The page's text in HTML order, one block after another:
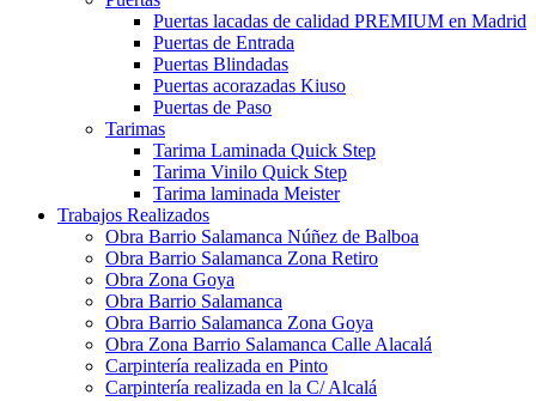
Puertas lacadas de calidad PREMIUM en Madrid
Puertas de Entrada
Puertas Blindadas
Puertas acorazadas Kiuso
Puertas de Paso
Tarimas
Tarima Laminada Quick Step
Tarima Vinilo Quick Step
Tarima laminada Meister
Trabajos Realizados
Obra Barrio Salamanca Núñez de Balboa
Obra Barrio Salamanca Zona Retiro
Obra Zona Goya
Obra Barrio Salamanca
Obra Barrio Salamanca Zona Goya
Obra Zona Barrio Salamanca Calle Alacalá
Carpintería realizada en Pinto
Carpintería realizada en la C/ Alcalá